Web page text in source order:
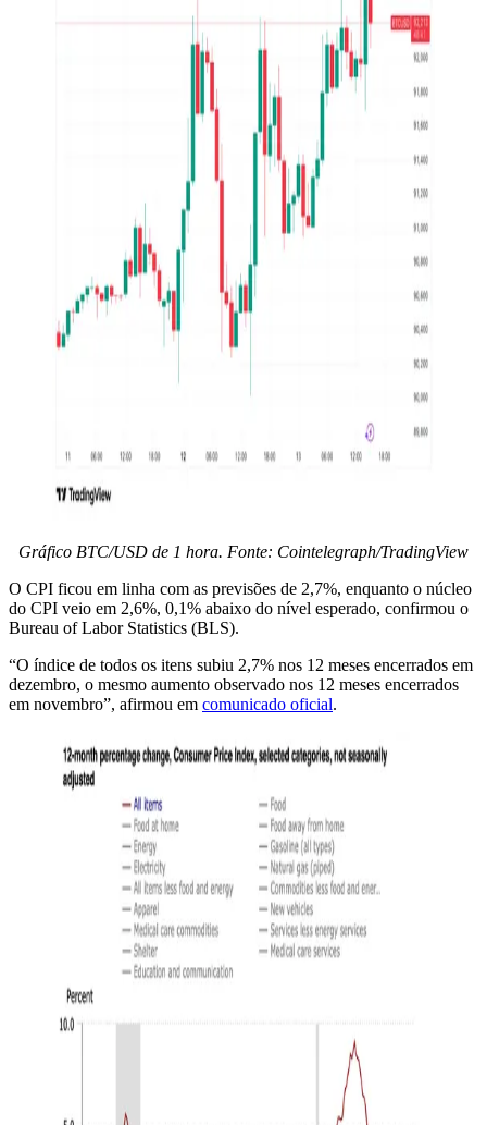
Gráfico BTC/USD de 1 hora. Fonte: Cointelegraph/TradingView
O CPI ficou em linha com as previsões de 2,7%, enquanto o núcleo
do CPI veio em 2,6%, 0,1% abaixo do nível esperado, confirmou o
Bureau of Labor Statistics (BLS).
“O índice de todos os itens subiu 2,7% nos 12 meses encerrados em
dezembro, o mesmo aumento observado nos 12 meses encerrados
em novembro”, afirmou em comunicado oficial.